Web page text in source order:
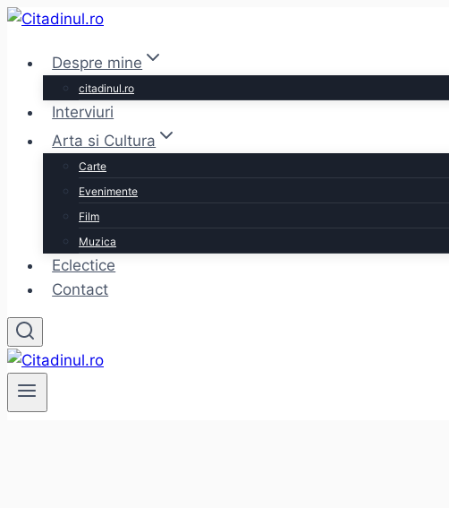
Skip
contentDespre mine
citadinul.ro
Interviuri
Arta si Cultura
Carte
Evenimente
Film
Muzica
Eclectice
Contact